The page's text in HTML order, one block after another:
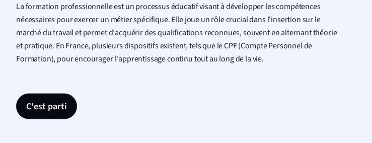
La formation professionnelle est un processus éducatif visant à développer les compétences
nécessaires pour exercer un métier spécifique. Elle joue un rôle crucial dans l'insertion sur le
marché du travail et permet d'acquérir des qualifications reconnues, souvent en alternant théorie
et pratique. En France, plusieurs dispositifs existent, tels que le CPF (Compte Personnel de
Formation), pour encourager l'apprentissage continu tout au long de la vie.
C'est parti